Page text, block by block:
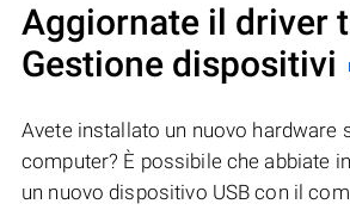
Aggiornate il driver
Gestione dispositivi
Avete installato un nuovo hardware
computer? È possibile che abbiate
un nuovo dispositivo USB con il